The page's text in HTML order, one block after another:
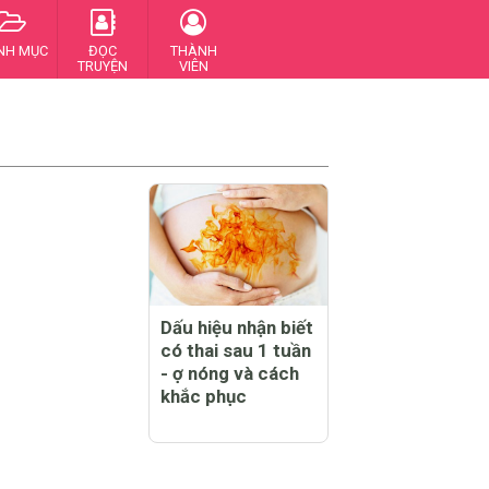
MỤC
ĐỌC
TRUYỆN
THÀNH
VIÊN
Dấu hiệu nhận biết
có thai sau 1 tuần
- ợ nóng và cách
khắc phục